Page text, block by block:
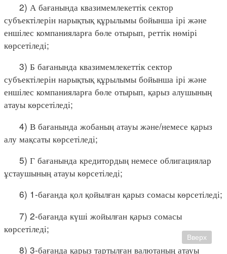
2) А бағанында квазимемлекеттік сектор
субъектілерін нарықтық құрылымы бойынша ірі және
еншілес компанияларға бөле отырып, реттік нөмірі
көрсетіледі;
3) Б бағанында квазимемлекеттік сектор
субъектілерін нарықтық құрылымы бойынша ірі және
еншілес компанияларға бөле отырып, қарыз алушының
атауы көрсетіледі;
4) В бағанында жобаның атауы және/немесе қарыз
алу мақсаты көрсетіледі;
5) Г бағанында кредитордың немесе облигациялар
ұстаушының атауы көрсетіледі;
6) 1-бағанда қол қойылған қарыз сомасы көрсетіледі;
7) 2-бағанда күші жойылған қарыз сомасы
көрсетіледі;
8) 3-бағанда қарыз тартылған валютаның атауы
Вверх